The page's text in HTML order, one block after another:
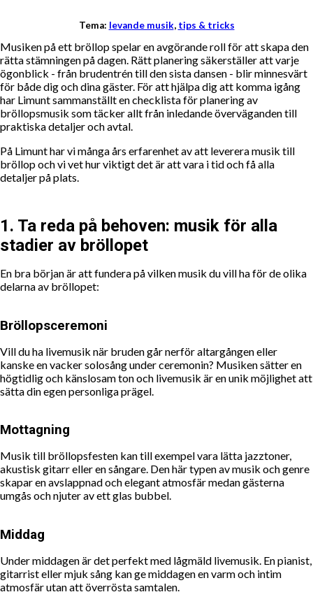
Tema: levande musik, tips & tricks
Musiken på ett bröllop spelar en avgörande roll för att skapa den
rätta stämningen på dagen. Rätt planering säkerställer att varje
ögonblick - från brudentrén till den sista dansen - blir minnesvärt
för både dig och dina gäster. För att hjälpa dig att komma igång
har Limunt sammanställt en checklista för planering av
bröllopsmusik som täcker allt från inledande överväganden till
praktiska detaljer och avtal.
På Limunt har vi många års erfarenhet av att leverera musik till
bröllop och vi vet hur viktigt det är att vara i tid och få alla
detaljer på plats.
1. Ta reda på behoven: musik för alla
stadier av bröllopet
En bra början är att fundera på vilken musik du vill ha för de olika
delarna av bröllopet:
Bröllopsceremoni
Vill du ha livemusik när bruden går nerför altargången eller
kanske en vacker solosång under ceremonin? Musiken sätter en
högtidlig och känslosam ton och livemusik är en unik möjlighet att
sätta din egen personliga prägel.
Mottagning
Musik till bröllopsfesten kan till exempel vara lätta jazztoner,
akustisk gitarr eller en sångare. Den här typen av musik och genre
skapar en avslappnad och elegant atmosfär medan gästerna
umgås och njuter av ett glas bubbel.
Middag
Under middagen är det perfekt med lågmäld livemusik. En pianist,
gitarrist eller mjuk sång kan ge middagen en varm och intim
atmosfär utan att överrösta samtalen.